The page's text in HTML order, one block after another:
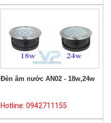
Đèn âm nước AN02 - 18w,24w
Hotline: 0942711155